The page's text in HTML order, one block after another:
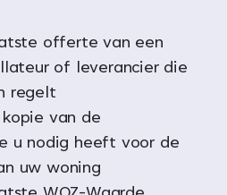
offerte van een
of leverancier die
regelt
van de
u nodig heeft voor de
uw woning